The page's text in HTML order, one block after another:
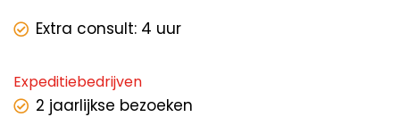
Extra consult: 4 uur
Expeditiebedrijven
2 jaarlijkse bezoeken